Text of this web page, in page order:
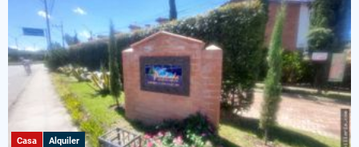
Casa Alquiler